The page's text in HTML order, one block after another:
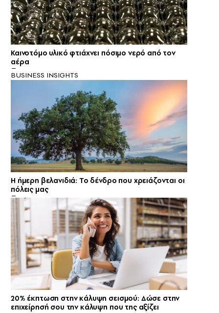
Καινοτόμο υλικό φτιάχνει πόσιμο νερό από τον
αέρα
BUSINESS INSIGHTS
Η ήμερη βελανιδιά: Το δένδρο που χρειάζονται οι
πόλεις μας
20% έκπτωση στην κάλυψη σεισμού: Δώσε στην
επιχείρησή σου την κάλυψη που της αξίζει